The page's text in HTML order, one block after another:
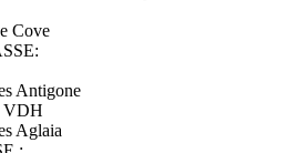
Cove
Antigone
VDH
Aglaia